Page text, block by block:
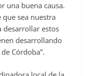
una buena causa.
sea nuestra
desarrollar estos
desarrollando
Córdoba”.